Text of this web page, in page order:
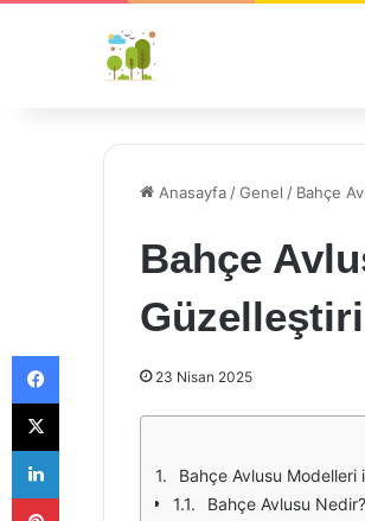
Anasayfa /Genel / Bahçe
Bahçe
23 Nisan 2025
Bahçe Avlusu Modelleri
Bahçe Avlusu Nedir?
Facebook
X
LinkedIn
Pinterest